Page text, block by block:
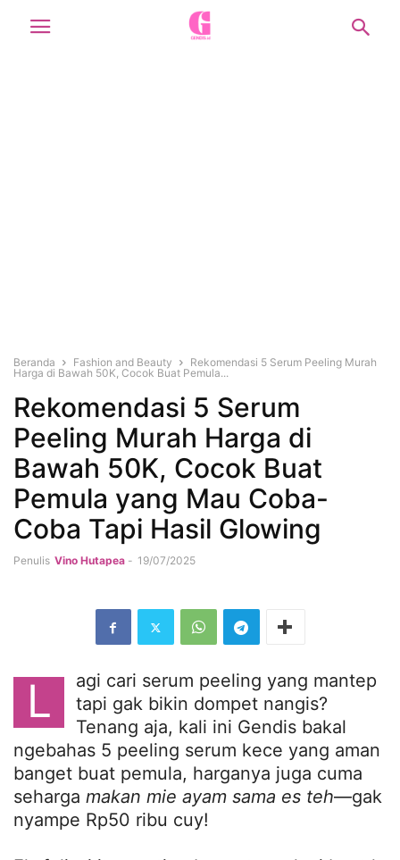
Beranda Fashion and Beauty
Rekomendasi 5 Serum Peeling Murah
Harga di Bawah 50K, Cocok Buat Pemula...
Rekomendasi 5 Serum
Peeling Murah Harga di
Bawah 50K, Cocok Buat
Pemula yang Mau Coba-
Coba Tapi Hasil Glowing
Penulis Vino Hutapea - 19/07/2025
L
agi cari serum peeling yang mantep
tapi gak bikin dompet nangis?
Tenang aja, kali ini Gendis bakal
ngebahas 5 peeling serum kece yang aman
banget buat pemula, harganya juga cuma
seharga makan mie ayam sama es teh—gak
nyampe Rp50 ribu cuy!